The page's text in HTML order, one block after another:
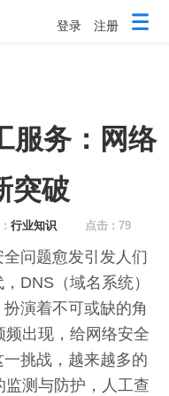
登录 注册
服务：网络
突破
: 行业知识 点击 : 79
问题愈发引发人们
DNS（域名系统）
演着不可或缺的角
出现，给网络安全
挑战，越来越多的
测与防护，人工查